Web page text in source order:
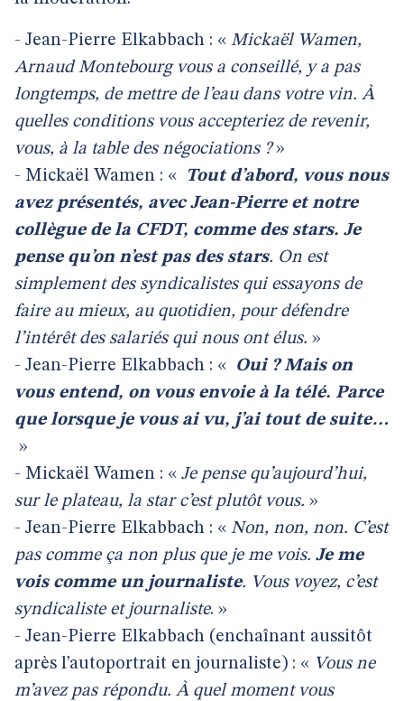
- Jean-Pierre Elkabbach : « Mickaël Wamen,
Arnaud Montebourg vous a conseillé, y a pas
longtemps, de mettre de l’eau dans votre vin. À
quelles conditions vous accepteriez de revenir,
vous, à la table des négociations ?»
- Mickaël Wamen : « Tout d’abord, vous nous
avez présentés, avec Jean-Pierre et notre
collègue de la CFDT, comme des stars. Je
pense qu’on n’est pas des stars. On est
simplement des syndicalistes qui essayons de
faire au mieux, au quotidien, pour défendre
l’intérêt des salariés qui nous ont élus. »
- Jean-Pierre Elkabbach : « Oui ? Mais on
vous entend, on vous envoie à la télé. Parce
que lorsque je vous ai vu, j’ai tout de suite…
»
- Mickaël Wamen : « Je pense qu’aujourd’hui,
sur le plateau, la star c’est plutôt vous. »
- Jean-Pierre Elkabbach : « Non, non, non. C’est
pas comme ça non plus que je me vois. Je me
vois comme un journaliste. Vous voyez, c’est
syndicaliste et journaliste. »
- Jean-Pierre Elkabbach (enchaînant aussitôt
après l’autoportrait en journaliste) : « Vous ne
m’avez pas répondu. À quel moment vous